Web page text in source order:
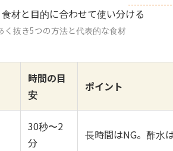
食材と目的に合わせて使い分ける
く抜き5つの方法と代表的な食材
時間の目
安
ポイント
30秒〜2
分
長時間はNG。酢水